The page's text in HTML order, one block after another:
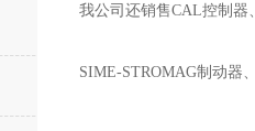
我公司还销售CAL控制器
SIME-STROMAG制动器